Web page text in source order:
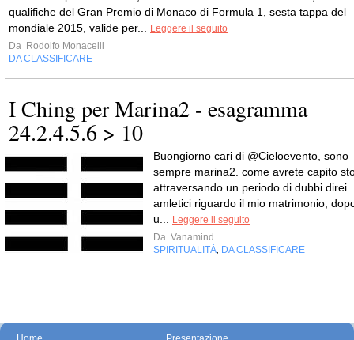
qualifiche del Gran Premio di Monaco di Formula 1, sesta tappa del
mondiale 2015, valide per...
Leggere il seguito
Da Rodolfo Monacelli
DA CLASSIFICARE
I Ching per Marina2 - esagramma
24.2.4.5.6 > 10
Buongiorno cari di @Cieloevento, sono
sempre marina2. come avrete capito
attraversando un periodo di dubbi direi
amletici riguardo il mio matrimonio,
u...
Leggere il seguito
Da Vanamind
SPIRITUALITÀ DA CLASSIFICARE